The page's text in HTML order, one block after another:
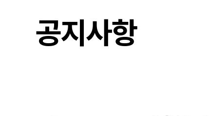
공지사항